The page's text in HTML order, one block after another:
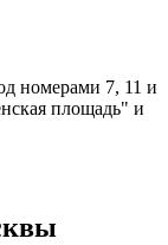
номерами 7, 11 и
площадь" и